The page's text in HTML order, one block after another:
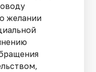
желании